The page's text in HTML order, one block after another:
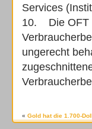
Services
10. Die OFT
ungerecht
« Gold hat die 1.700-